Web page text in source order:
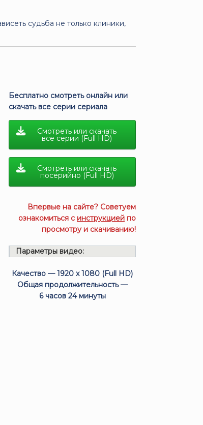
судьба не только клиники,
Бесплатно смотреть онлайн или
скачать все серии сериала
Смотреть или скачать
все серии (Full HD)
Смотреть или скачать
посерийно (Full HD)
Впервые на сайте? Советуем
ознакомиться с инструкцией по
просмотру и скачиванию!
Параметры видео:
Качество — 1920 x 1080 (Full HD)
Общая продолжительность —
6 часов 24 минуты